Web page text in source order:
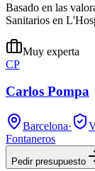
Basado en las
Sanitarios en
Muy experta
CP
Carlos Pompa
Barcelona·
Fontaneros
Pedir presupuesto